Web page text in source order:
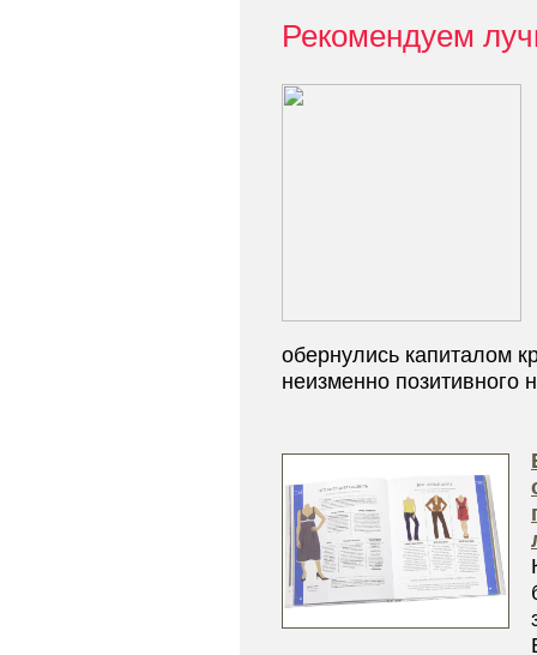
Рекомендуем
обернулись капиталом
неизменно позитивного